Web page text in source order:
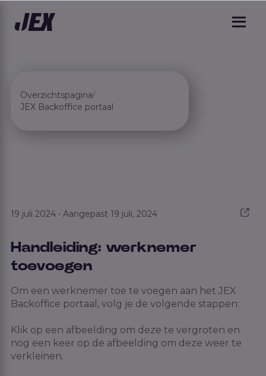
Overzichtspagina/
JEX Backoffice portaal
19 juli 2024 • Aangepast 19 juli, 2024
Handleiding: werknemer
toevoegen
Om een werknemer toe te voegen aan het JEX
Backoffice portaal, volg je de volgende stappen:
Klik op een afbeelding om deze te vergroten en
nog een keer op de afbeelding om deze weer te
verkleinen.